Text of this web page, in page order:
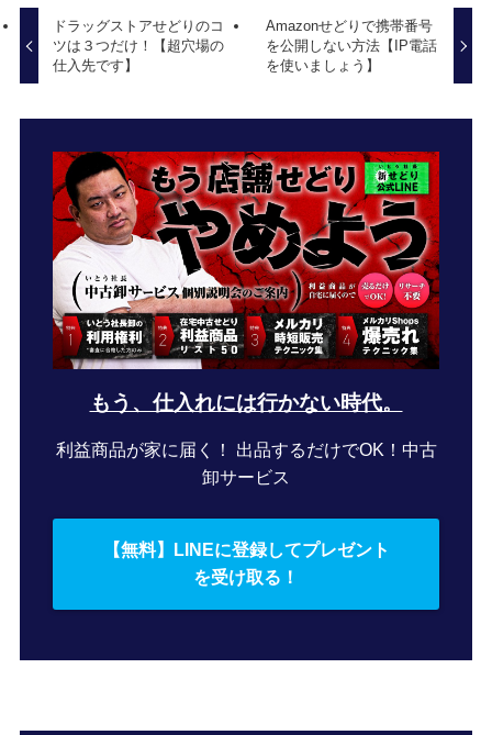
ドラッグストアせどりのコ
ツは３つだけ！【超穴場の
仕入先です】
Amazonせどりで携帯番号
を公開しない方法【IP電話
を使いましょう】
もう、仕入れには行かない時代。
利益商品が家に届く！ 出品するだけでOK！中古
卸サービス
【無料】LINEに登録してプレゼント
を受け取る！